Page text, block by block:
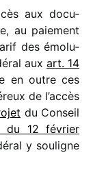
aux docu­
au paie­ment
des émolu­
aux art. 14
en outre ces
de l’ac­cès
du Conseil
du 12 février
y souligne